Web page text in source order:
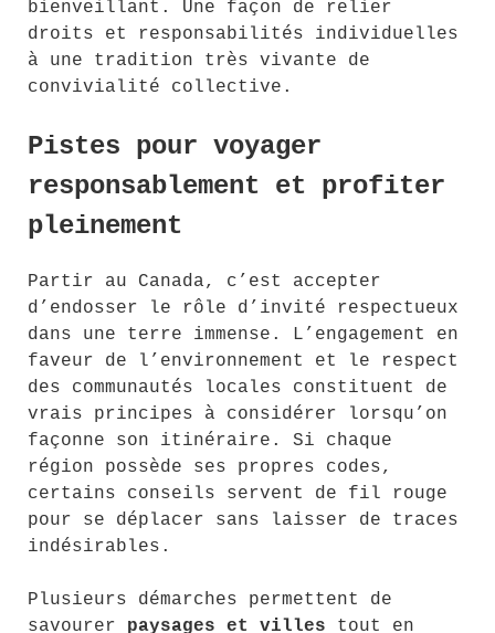
bienveillant. Une façon de relier
droits et responsabilités individuelles
à une tradition très vivante de
convivialité collective.
Pistes pour voyager
responsablement et profiter
pleinement
Partir au Canada, c’est accepter
d’endosser le rôle d’invité respectueux
dans une terre immense. L’engagement en
faveur de l’environnement et le respect
des communautés locales constituent de
vrais principes à considérer lorsqu’on
façonne son itinéraire. Si chaque
région possède ses propres codes,
certains conseils servent de fil rouge
pour se déplacer sans laisser de traces
indésirables.
Plusieurs démarches permettent de
savourer paysages et villes tout en